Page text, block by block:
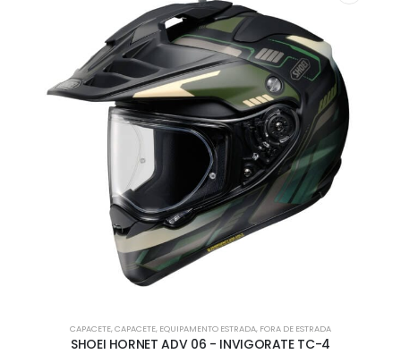
CAPACETE,CAPACETE, EQUIPAMENTO ESTRADA, FORA DE ESTRADA
SHOEI HORNET ADV 06 - INVIGORATE TC-4